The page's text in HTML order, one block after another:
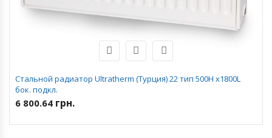
Стальной радиатор Ultratherm (Турция) 22 тип 500H x1800L
бок. подкл.
6 800.64 грн.